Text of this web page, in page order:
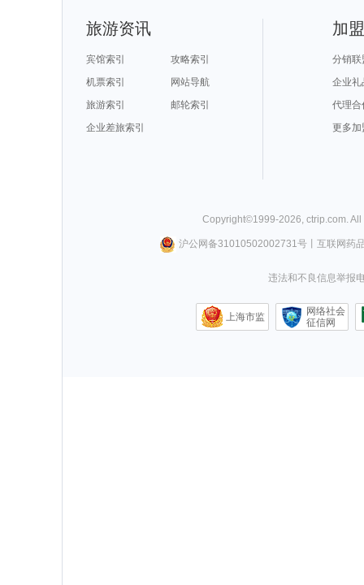
旅游资讯
宾馆索引
攻略索引
机票索引
网站导航
旅游索引
邮轮索引
企业差旅索引
加
分销联
企业礼
代理合
更多加
Copyright©1999-2026 ctrip.com .
沪公网备31010502002731号丨 互联网药
违法和不良信息举报
上海市监
网络社会
征信网